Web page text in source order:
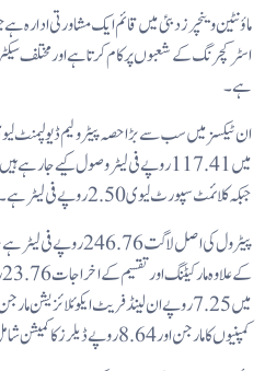
ماؤنٹین وینچرز دبئی میں قائم ایک مشاورتی ادارہ ہے
اسٹرکچرنگ کے شعبوں پر کام کرتا ہے اور مختلف
ہے۔
ان ٹیکسز میں سب سے بڑا حصہ پیٹرولیم ڈیولپمنٹ
جبکہ کلائمٹ سپورٹ لیوی 2.50 روپے فی لیٹر ہے۔
کمپنیوں کا مارجن اور 8.64 روپے ڈیلرز کا کمیشن شامل ہے۔